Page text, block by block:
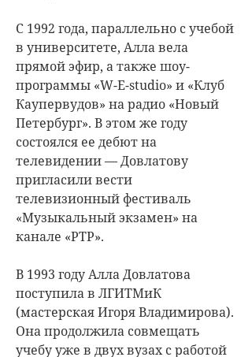
С 1992 года, параллельно с учебой
в университете, Алла вела
прямой эфир, а также шоу-
программы «W-E-studio» и «Клуб
Каупервудов» на радио «Новый
Петербург». В этом же году
состоялся ее дебют на
телевидении — Довлатову
пригласили вести
телевизионный фестиваль
«Музыкальный экзамен» на
канале «РТР».
В 1993 году Алла Довлатова
поступила в ЛГИТМиК
(мастерская Игоря Владимирова).
Она продолжила совмещать
учебу уже в двух вузах с работой